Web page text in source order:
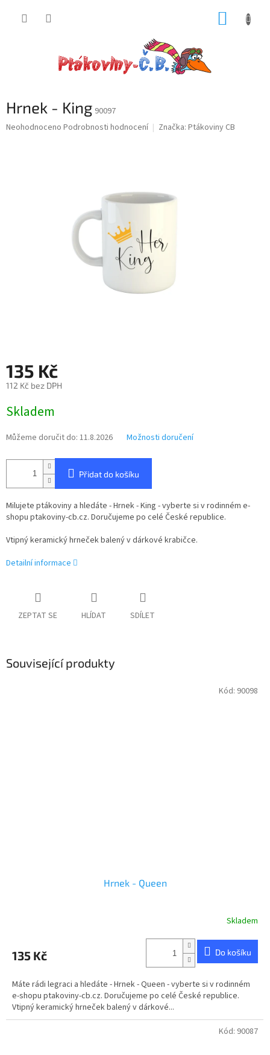
Hrnek - King 90097
Průměrné
Neohodnoceno Podrobnosti hodnocení Značka: Ptákoviny CB
135 Kč
112 Kč bez DPH
cena:
Skladem
Můžeme doručit do: 11.8.2026 Možnosti doručení
Přidat do košíku
Milujete ptákoviny a hledáte - Hrnek - King - vyberte si v rodinném e-
shopu ptakoviny-cb.cz. Doručujeme po celé České republice.
Vtipný keramický hrneček balený v dárkové krabičce.
Detailní informace
ZEPTAT SE HLÍDAT SDÍLET
Související produkty
Hrnek - Queen
Skladem
135 Kč Do košíku
Máte rádi legraci a hledáte - Hrnek - Queen - vyberte si v rodinném
e-shopu ptakoviny-cb.cz. Doručujeme po celé České republice.
Vtipný keramický hrneček balený v dárkové...
Kód: 90098
Kód: 90087